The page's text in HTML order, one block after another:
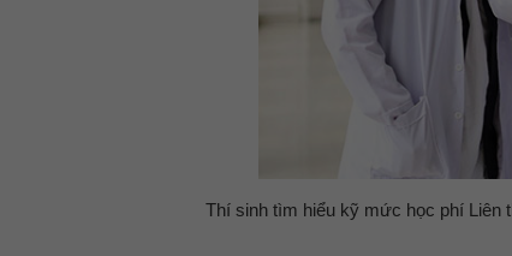
Thí sinh tìm hiểu kỹ mức học phí Liên